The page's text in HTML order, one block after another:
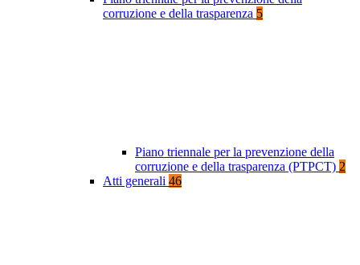
corruzione e della trasparenza 5
Piano triennale per la prevenzione della
corruzione e della trasparenza (PTPCT) 2
Atti generali 46